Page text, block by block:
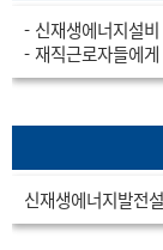
- 신재생에너지설
- 재직근로자들에
신재생에너지발전